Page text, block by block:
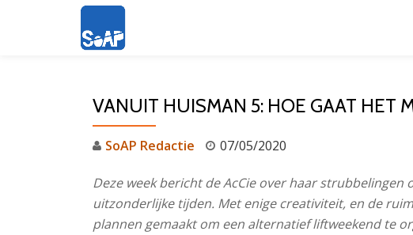
VANUIT HUISMAN 5: HOE GAAT HET
SoAP Redactie 07/05/2020
Deze week bericht de AcCie over haar strubbelingen
uitzonderlijke tijden. Met enige creativiteit, en de
plannen gemaakt om een alternatief liftweekend te